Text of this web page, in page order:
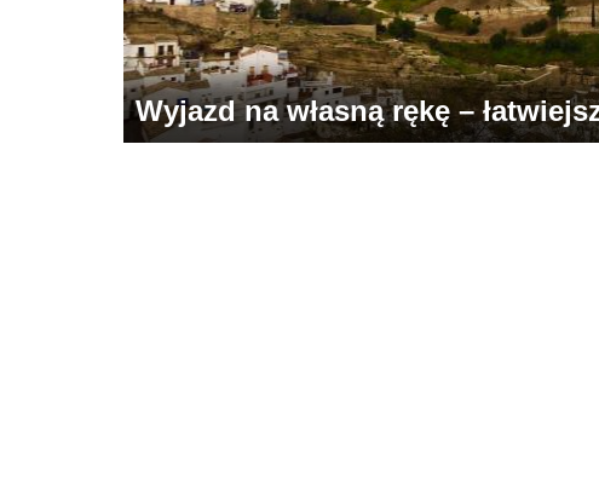
Wyjazd na własną rękę –